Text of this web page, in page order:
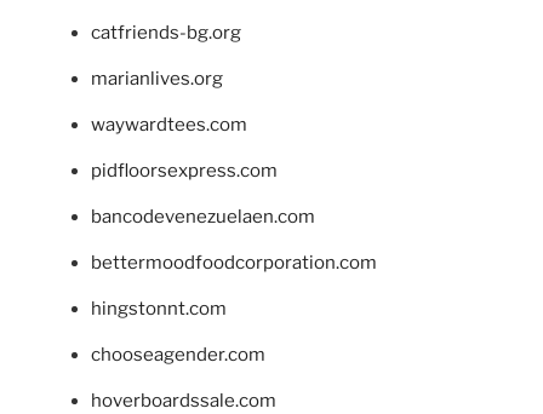
catfriends-bg.org
marianlives.org
waywardtees.com
pidfloorsexpress.com
bancodevenezuelaen.com
bettermoodfoodcorporation.com
hingstonnt.com
chooseagender.com
hoverboardssale.com